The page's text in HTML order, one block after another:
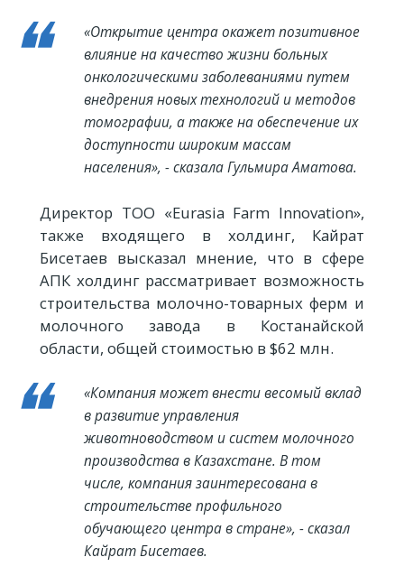
«Открытие центра окажет позитивное
влияние на качество жизни больных
онкологическими заболеваниями путем
внедрения новых технологий и методов
томографии, а также на обеспечение их
доступности широким массам
населения», - сказала Гульмира Аматова.
Директор ТОО «Eurasia Farm Innovation»,
также входящего в холдинг, Кайрат
Бисетаев высказал мнение, что в сфере
АПК холдинг рассматривает возможность
строительства молочно-товарных ферм и
молочного завода в Костанайской
области, общей стоимостью в $62 млн.
«Компания может внести весомый вклад
в развитие управления
животноводством и систем молочного
производства в Казахстане. В том
числе, компания заинтересована в
строительстве профильного
обучающего центра в стране», - сказал
Кайрат Бисетаев.